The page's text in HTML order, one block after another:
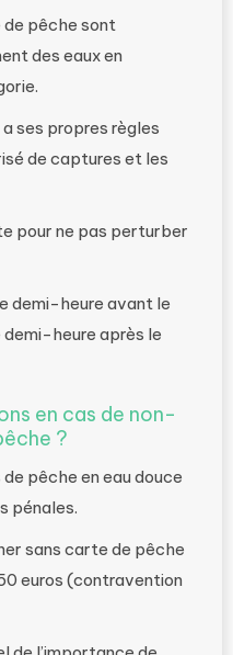
pêche sont
des eaux en
ses propres règles
de captures et les
pour ne pas perturber
demi-heure avant le
demi-heure après le
en cas de non-
?
pêche en eau douce
pénales.
sans carte de pêche
euros (contravention